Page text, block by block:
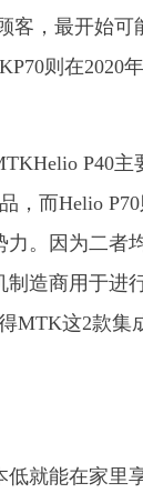
客，最开始可
则在2020
P40主
，而Helio
力。因为二者
造商用于进
MTK这2款集
低就能在家里